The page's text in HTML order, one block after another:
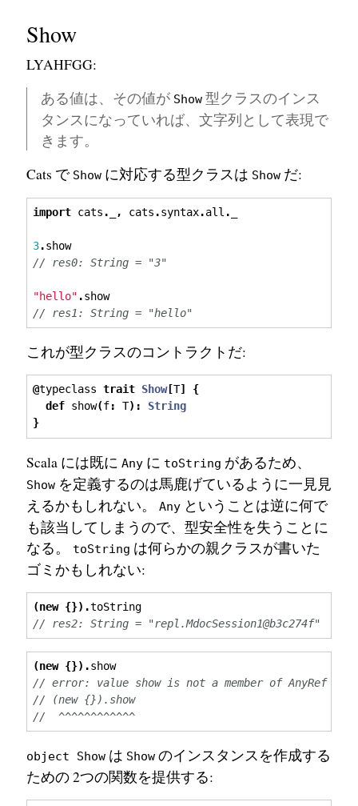
Show
LYAHFGG:
ある値は、その値が Show 型クラスのインス
タンスになっていれば、文字列として表現で
きます。
Cats で Showに対応する型クラスは Showだ:
import cats . , cats .syntax.all .
3.show
// res0: String = "3"
"hello" .show
// res1: String = "hello"
これが型クラスのコントラクトだ:
@typeclass trait Show[T]
{
def show(f: T):
String
}
Scala には既に Anyに toString があるため、
Showを定義するのは馬鹿げているように一見見
えるかもしれない。
Anyということは逆に何で
も該当してしまうので、型安全性を失うことに
なる。
toString は何らかの親クラスが書いた
ゴミかもしれない:
(new {}).toString
// res2: String = "repl.MdocSession1@b3c274f"
(new {}).show
// error: value show is not a member of AnyRef
// (new {}).show
//  ^^^^^^^^^^^^
object Showは Showのインスタンスを作成する
ための 2つの関数を提供する: